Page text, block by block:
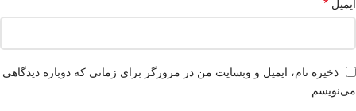
ایمیل *
ذخیره نام، ایمیل و وبسایت من در مرورگر برای زمانی که دوباره دیدگاهی
می‌نویسم.